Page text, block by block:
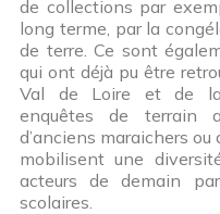
de collections par
long terme, par la
de terre. Ce sont
qui ont déjà pu être
Val de Loire et de la
enquêtes de terrain
d’anciens maraichers ou
mobilisent une
acteurs de demain par
scolaires.